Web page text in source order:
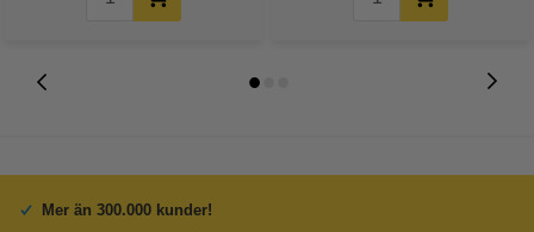
Mer än 300.000 kunder!